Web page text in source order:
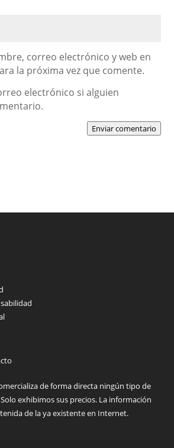
correo electrónico y web en
la próxima vez que comente.
electrónico si alguien
Enviar comentario
de forma directa ningún tipo de
exhibimos sus precios. La información
de la ya existente en Internet.